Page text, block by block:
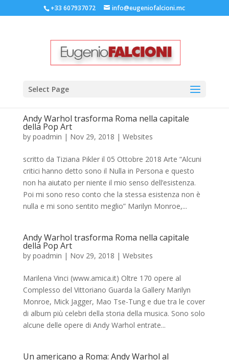
+33 607937072 info@eugeniofalcioni.mc
Select Page
Andy Warhol trasforma Roma nella capitale
della Pop Art
by poadmin | Nov 29, 2018 | Websites
scritto da Tiziana Pikler il 05 Ottobre 2018 Arte “Alcuni
critici hanno detto sono il Nulla in Persona e questo
non ha aiutato per niente il mio senso dell’esistenza.
Poi mi sono reso conto che la stessa esistenza non è
nulla e mi sono sentito meglio” Marilyn Monroe,...
Andy Warhol trasforma Roma nella capitale
della Pop Art
by poadmin | Nov 29, 2018 | Websites
Marilena Vinci (www.amica.it) Oltre 170 opere al
Complesso del Vittoriano Guarda la Gallery Marilyn
Monroe, Mick Jagger, Mao Tse-Tung e due tra le cover
di album più celebri della storia della musica. Sono solo
alcune delle opere di Andy Warhol entrate...
Un americano a Roma: Andy Warhol al